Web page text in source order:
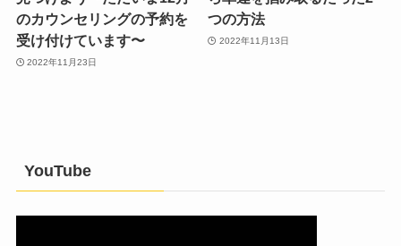
のカウンセリングの予約を
受け付けています〜
2022年11月23日
つの方法
2022年11月13日
YouTube